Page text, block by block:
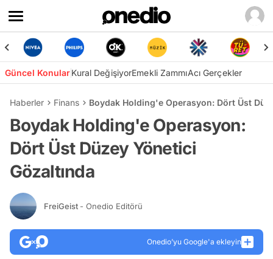
Güncel KonularKural DeğişiyorEmekli ZammıAcı Gerçekler
Haberler Finans Boydak Holding'e Operasyon: Dört Üst
Boydak Holding'e Operasyon:
Dört Üst Düzey Yönetici
Gözaltında
FreiGeist - Onedio Editörü
Onedio’yu Google'a ekleyin